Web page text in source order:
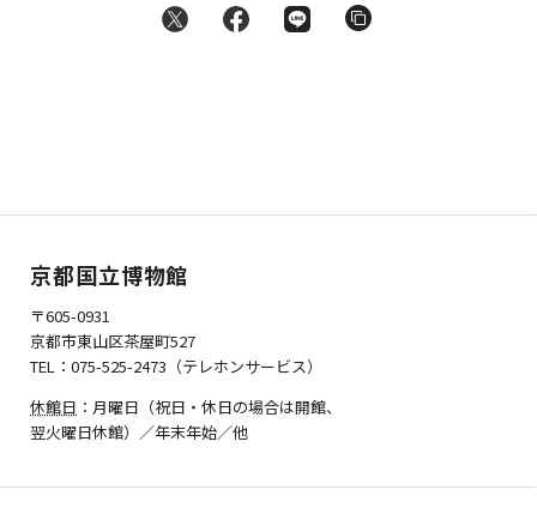
京都国立博物館
〒605-0931
京都市東山区茶屋町527
TEL：075-525-2473（テレホンサービス）
休館日 ：月曜日（祝日・休日の場合は開館、
翌火曜日休館）／年末年始／他